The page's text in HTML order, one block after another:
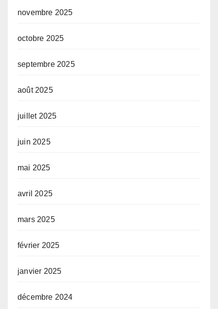
novembre 2025
octobre 2025
septembre 2025
août 2025
juillet 2025
juin 2025
mai 2025
avril 2025
mars 2025
février 2025
janvier 2025
décembre 2024